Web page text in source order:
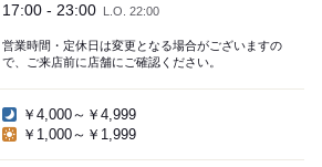
17:00 - 23:00 L.O. 22:00
営業時間・定休日は変更となる場合がございますの
で、ご来店前に店舗にご確認ください。
￥4,000～￥4,999
￥1,000～￥1,999